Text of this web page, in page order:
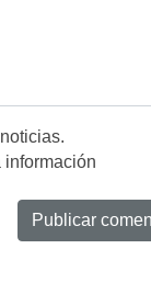
información